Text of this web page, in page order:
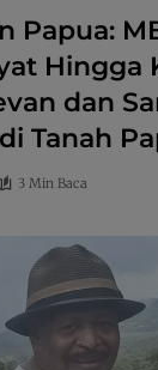
Papua:
Hingga
dan
Tanah
3 Min Baca